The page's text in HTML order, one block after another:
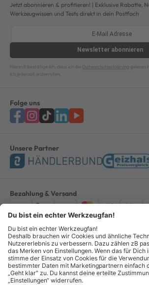
Jetzt abonnieren & profitieren! | Exklusive Rabatte,
Werkzeugwissen und Tests direkt in dein Postfach
Newsletter abonnieren
Hiermit bestätige ich, dass ich die Datenschutzerklärung
ich jederzeit widerrufen.
Folge uns
Unsere Partner
Bezahlung & Versand
ImpressumAGBDatenschutzWiderruf
Alle Preise verstehen sich inkl. ges. MwSt.
Deutschlands, bei Bestellungen ab
© Copyright 2026 GOTOOLS GmbH - Alle Rechte